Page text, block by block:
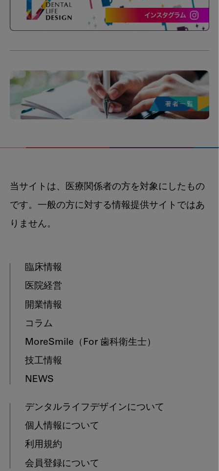
当サイトは、医療関係者の方を対象にしたもの
です。一般の方に対する情報提供サイトではあ
りません。
臨床情報
医院経営
開業情報
コラム
MoreSmile （For 歯科衛生士）
技工情報
NEWS
デンタルライフデザインについて
個人情報について
利用規約
会員登録について